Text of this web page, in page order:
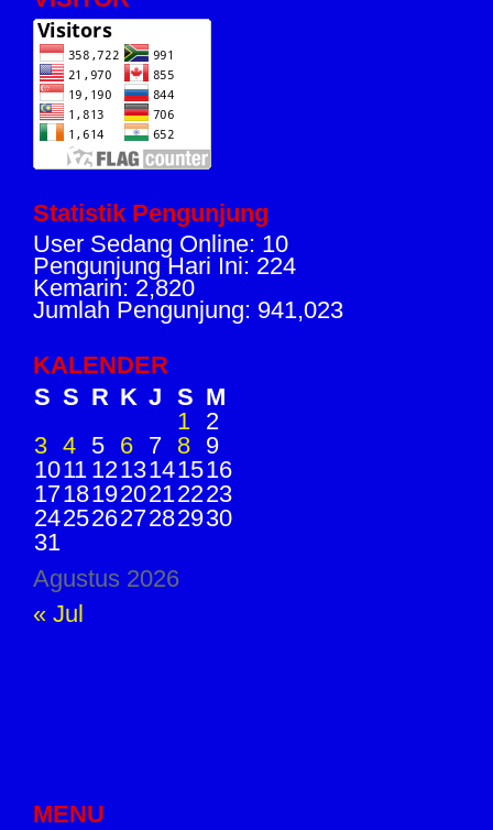
Statistik Pengunjung
User Sedang Online: 10
Pengunjung Hari Ini: 224
Kemarin: 2,820
Jumlah Pengunjung: 941,023
KALENDER
Agustus 2026
S S R K J S M
1 2
3 4 5 6 7 8 9
1011 1213141516
17181920212223
24252627282930
31
« Jul
MENU